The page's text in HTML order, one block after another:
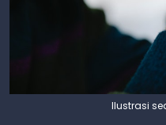
Ilustrasi